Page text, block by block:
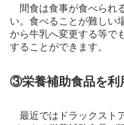
間食は食事が食べられ
い。食べることが難しい
から牛乳へ変更する等で
することができます。
③栄養補助食品を利
最近ではドラックスト